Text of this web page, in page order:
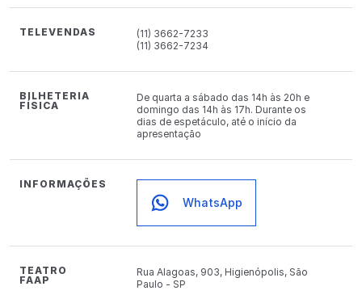
TELEVENDAS
(11) 3662-7233
(11) 3662-7234
BILHETERIA
FÍSICA
De quarta a sábado das 14h às 20h e
domingo das 14h às 17h. Durante os
dias de espetáculo, até o início da
apresentação
INFORMAÇÕES
WhatsApp
TEATRO
FAAP
Rua Alagoas, 903, Higienópolis, São
Paulo - SP